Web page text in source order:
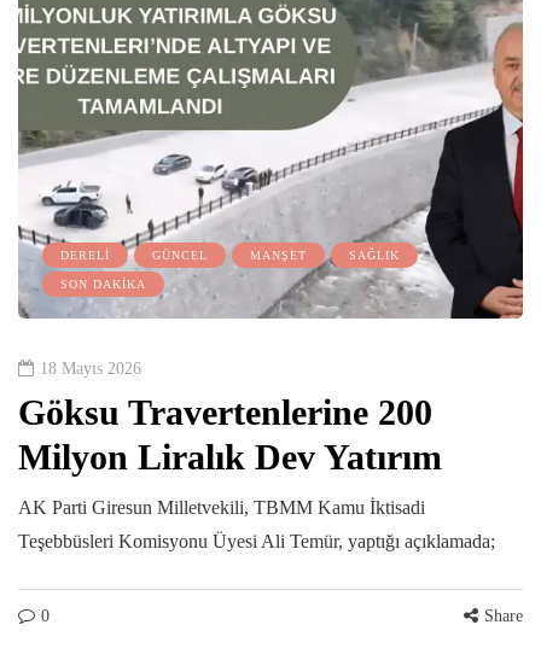
DERELİ GÜNCEL MANŞET SAĞLIK
SON DAKİKA
18 Mayıs 2026
Göksu Travertenlerine 200
Milyon Liralık Dev Yatırım
AK Parti Giresun Milletvekili, TBMM Kamu İktisadi
Teşebbüsleri Komisyonu Üyesi Ali Temür, yaptığı açıklamada;
0 Share